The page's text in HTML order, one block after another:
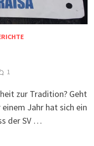
1
zur Tradition? Geht
Jahr hat sich ein
der SV …